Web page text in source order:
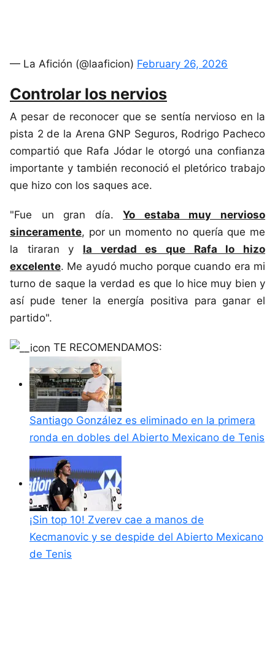
— La Afición (@laaficion) February 26, 2026
Controlar los nervios
A pesar de reconocer que se sentía nervioso en la
pista 2 de la Arena GNP Seguros, Rodrigo Pacheco
compartió que Rafa Jódar le otorgó una confianza
importante y también reconoció el pletórico trabajo
que hizo con los saques ace.
"Fue un gran día.Yo estaba muy nervioso
sinceramente, por un momento no quería que me
la tiraran y la verdad es que Rafa lo hizo
excelente. Me ayudó mucho porque cuando era mi
turno de saque la verdad es que lo hice muy bien y
así pude tener la energía positiva para ganar el
partido".
TE RECOMENDAMOS:
Santiago González es eliminado en la primera
ronda en dobles del Abierto Mexicano de Tenis
¡Sin top 10! Zverev cae a manos de
Kecmanovic y se despide del Abierto Mexicano
de Tenis